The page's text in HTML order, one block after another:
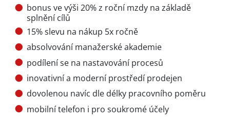
bonus ve výši 20% z roční mzdy na základě
splnění cílů
15% slevu na nákup 5x ročně
absolvování manažerské akademie
podílení se na nastavování procesů
inovativní a moderní prostředí prodejen
dovolenou navíc dle délky pracovního poměru
mobilní telefon i pro soukromé účely